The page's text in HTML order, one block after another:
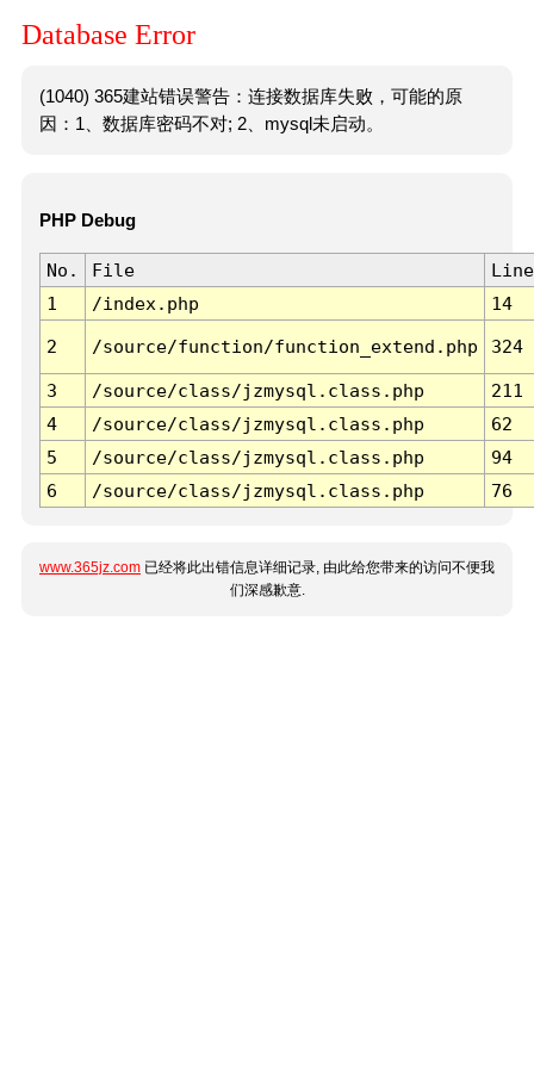
Database Error
(1040) 365建站错误警告：连接数据库失败，可能的原
因：1、数据库密码不对; 2、mysql未启动。
PHP Debug
No. File
Line
1
/index.php 14
2 /source/function/function_extend.php 324
3 /source/class/jzmysql.class.php
211
4
/source/class/jzmysql.class.php
62
5
/source/class/jzmysql.class.php
94
6
/source/class/jzmysql.class.php 76
www.365jz.com 已经将此出错信息详细记录, 由此给您带来的访问不便我
们深感歉意.